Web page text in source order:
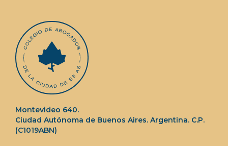
Montevideo 640.
Ciudad Autónoma de Buenos Aires. Argentina. C.P.
(C1019ABN)